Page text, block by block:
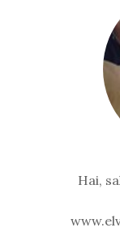
Hai,